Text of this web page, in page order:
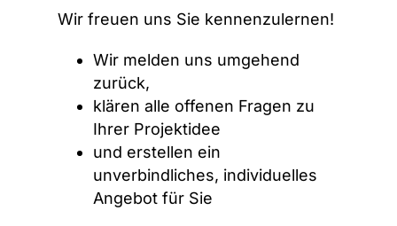
Wir freuen uns Sie kennenzulernen!
Wir melden uns umgehend
zurück,
klären alle offenen Fragen zu
Ihrer Projektidee
und erstellen ein
unverbindliches, individuelles
Angebot für Sie